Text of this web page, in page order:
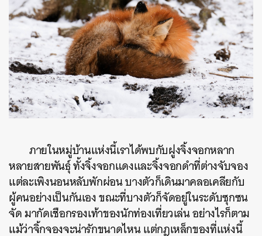
ภายในหมู่บ้านแห่งนี้เราได้พบกับฝูงจิ้งจอกหลาก
หลายสายพันธุ์ ทั้งจิ้งจอกแดงและจิ้งจอกดำที่ต่างจับจอง
แต่ละเพิงนอนหลับพักผ่อน บางตัวก็เดินมาคลอเคลียกับ
ผู้คนอย่างเป็นกันเอง ขณะที่บางตัวก็จัดอยู่ในระดับซุกซน
จัด มากัดเชือกรองเท้าของนักท่องเที่ยวเล่น อย่างไรก็ตาม
แม้ว่าจิ้กจองจะน่ารักขนาดไหน แต่กฎเหล็กของที่แห่งนี้